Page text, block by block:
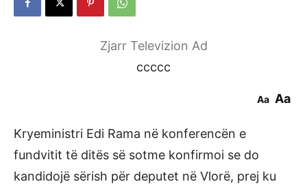
Zjarr Televizion Ad
ccccc
Aa Aa
Kryeministri Edi Rama në konferencën e
fundvitit të ditës së sotme konfirmoi se do
kandidojë sërish për deputet në Vlorë, prej ku